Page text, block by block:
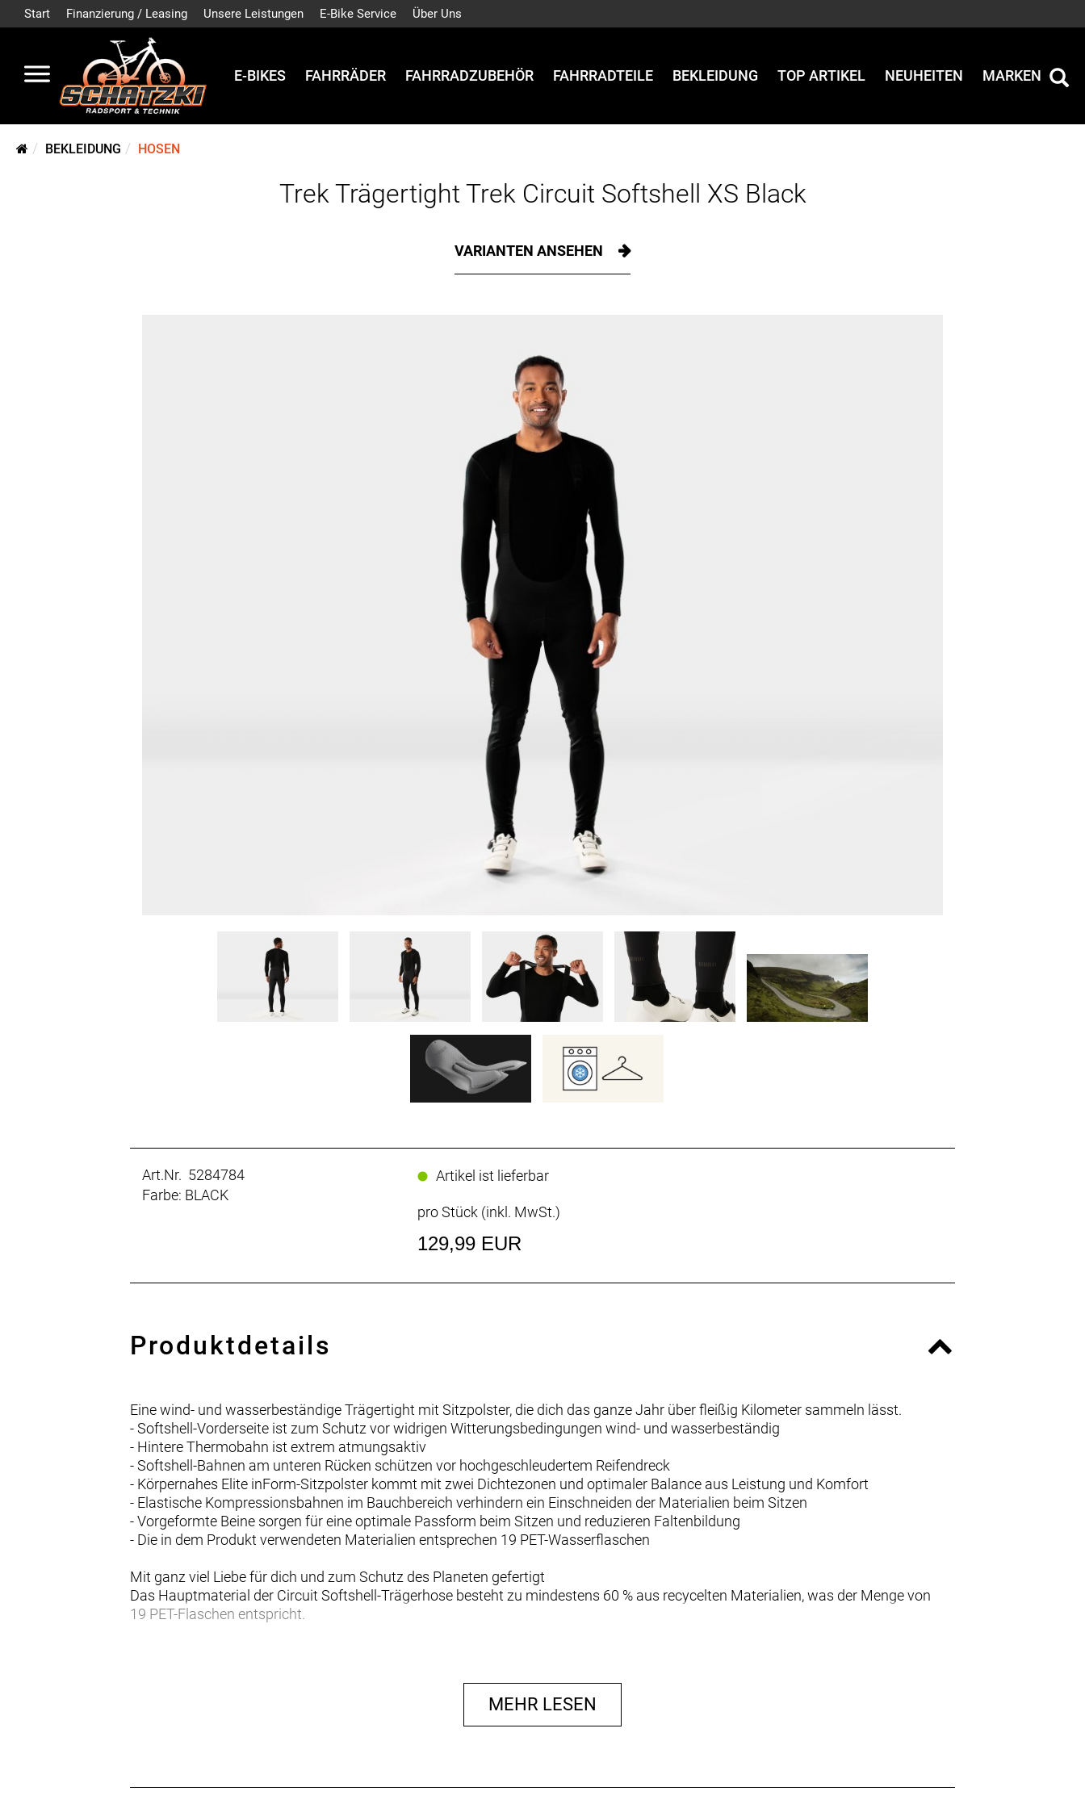
Start Finanzierung / Leasing Unsere Leistungen E-Bike Service Über Uns
E-BIKES FAHRRÄDER FAHRRADZUBEHÖR FAHRRADTEILE BEKLEIDUNG TOP ARTIKEL NEUHEITEN MARKEN
BEKLEIDUNG HOSEN
Trek Trägertight Trek Circuit Softshell XS Black
VARIANTEN ANSEHEN
Art.Nr. 5284784
Farbe: BLACK
Artikel ist lieferbar
pro Stück (inkl. MwSt.)
129,99 EUR
Produktdetails
Eine wind- und wasserbeständige Trägertight mit Sitzpolster, die dich das ganze Jahr über fleißig Kilometer sammeln lässt.
- Softshell-Vorderseite ist zum Schutz vor widrigen Witterungsbedingungen wind- und wasserbeständig
- Hintere Thermobahn ist extrem atmungsaktiv
- Softshell-Bahnen am unteren Rücken schützen vor hochgeschleudertem Reifendreck
- Körpernahes Elite inForm-Sitzpolster kommt mit zwei Dichtezonen und optimaler Balance aus Leistung und Komfort
- Elastische Kompressionsbahnen im Bauchbereich verhindern ein Einschneiden der Materialien beim Sitzen
- Vorgeformte Beine sorgen für eine optimale Passform beim Sitzen und reduzieren Faltenbildung
- Die in dem Produkt verwendeten Materialien entsprechen 19 PET-Wasserflaschen
Mit ganz viel Liebe für dich und zum Schutz des Planeten gefertigt
Das Hauptmaterial der Circuit Softshell-Trägerhose besteht zu mindestens 60 % aus recycelten Materialien, was der Menge von
19 PET-Flaschen entspricht.
MEHR LESEN